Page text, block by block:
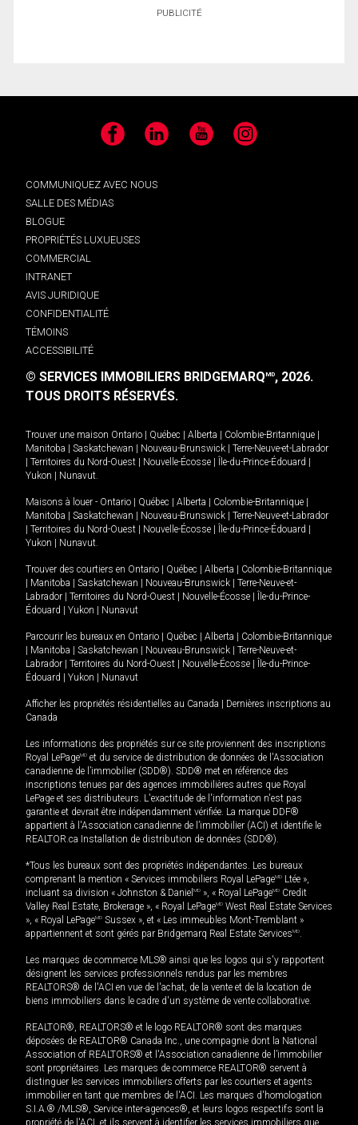
PUBLICITÉ
Facebook LinkedIn YouTube Instagram
COMMUNIQUEZ AVEC NOUS
SALLE DES MÉDIAS
BLOGUE
PROPRIÉTÉS LUXUEUSES
COMMERCIAL
INTRANET
AVIS JURIDIQUE
CONFIDENTIALITÉ
TÉMOINS
ACCESSIBILITÉ
© SERVICES IMMOBILIERS BRIDGEMARQMD, 2026.
TOUS DROITS RÉSERVÉS.
Trouver une maison Ontario Québec Alberta Colombie-Britannique
Manitoba
Saskatchewan Nouveau-Brunswick
Terre-Neuve-et-Labrador
Territoires du Nord-Ouest Nouvelle-Écosse Île-du-Prince-Édouard
Yukon
Nunavut.
Maisons à louer - Ontario Québec Alberta Colombie-Britannique
Manitoba
Saskatchewan Nouveau-Brunswick
Terre-Neuve-et-Labrador
Territoires du Nord-Ouest Nouvelle-Écosse Île-du-Prince-Édouard
Yukon
Nunavut.
Trouver des courtiers en Ontario Québec Alberta
Colombie-Britannique
Manitoba Saskatchewan Nouveau-Brunswick
Terre-Neuve-et-
Labrador
Territoires du Nord-Ouest Nouvelle-Écosse
Île-du-Prince-
Édouard
Yukon Nunavut
Parcourir les bureaux en Ontario Québec Alberta
Colombie-Britannique
Manitoba Saskatchewan Nouveau-Brunswick
Terre-Neuve-et-
Labrador
Territoires du Nord-Ouest Nouvelle-Écosse
Île-du-Prince-
Édouard
Yukon Nunavut
Afficher les propriétés résidentielles au Canada
Dernières inscriptions au
Canada
Les informations des propriétés sur ce site proviennent des inscriptions
Royal LePageMD et du service de distribution de données de l'Association
canadienne de l’immobilier (SDD®). SDD® met en référence des
inscriptions tenues par des agences immobilières autres que Royal
LePage et ses distributeurs. L'exactitude de l'information n'est pas
garantie et devrait être indépendamment vérifiée. La marque DDF®
appartient à l'Association canadienne de l’immobilier (ACI) et identifie le
REALTOR.ca Installation de distribution de données (SDD®).
*Tous les bureaux sont des propriétés indépendantes. Les bureaux
comprenant la mention « Services immobiliers Royal LePageMD Ltée »,
incluant sa division « Johnston & Daniel MD », « Royal LePageMD Credit
Valley Real Estate, Brokerage », « Royal LePageMD West Real Estate Services
», « Royal LePageMD Sussex », et « Les immeubles Mont-Tremblant »
appartiennent et sont gérés par Bridgemarq Real Estate ServicesMD.
Les marques de commerce MLS® ainsi que les logos qui s'y rapportent
désignent les services professionnels rendus par les membres
REALTORS® de l'ACI en vue de l'achat, de la vente et de la location de
biens immobiliers dans le cadre d'un système de vente collaborative.
REALTOR®, REALTORS® et le logo REALTOR® sont des marques
déposées de REALTOR® Canada Inc., une compagnie dont la National
Association of REALTORS® et l'Association canadienne de l’immobilier
sont propriétaires. Les marques de commerce REALTOR® servent à
distinguer les services immobiliers offerts par les courtiers et agents
immobilier en tant que membres de l'ACI. Les marques d'homologation
S.I.A.® /MLS®, Service inter-agences®, et leurs logos respectifs sont la